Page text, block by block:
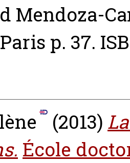
Mendoza-
p. 37.
(2013)
École